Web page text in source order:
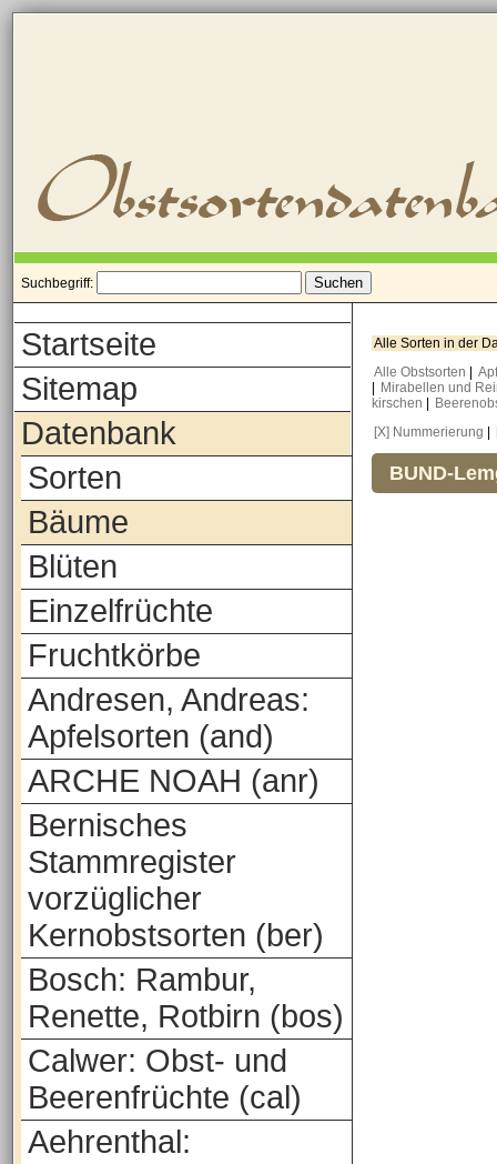
Suchbegriff:
Startseite
Sitemap
Datenbank
Sorten
Bäume
Blüten
Einzelfrüchte
Fruchtkörbe
Andresen, Andreas:
Apfelsorten (and)
ARCHE NOAH (anr)
Bernisches
Stammregister
vorzüglicher
Kernobstsorten (ber)
Bosch: Rambur,
Renette, Rotbirn (bos)
Calwer: Obst- und
Beerenfrüchte (cal)
Aehrenthal:
Alle Sorten in der
Alle Obstsorten
Mirabellen und
kirschen
[X] Nummerierung
BUND-